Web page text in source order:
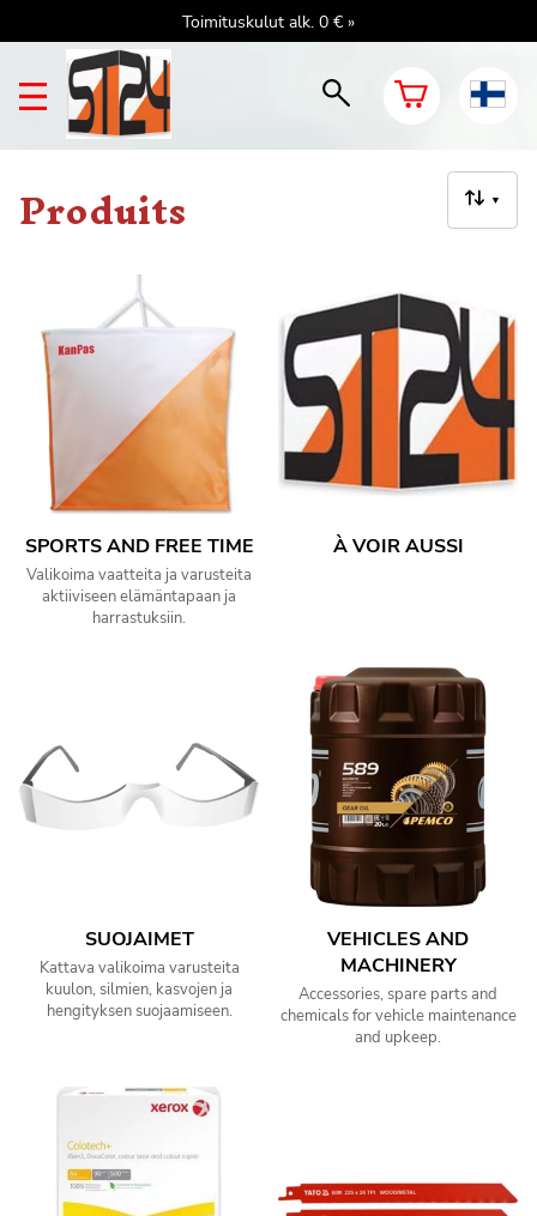
Toimituskulut alk. 0 € »
▼
Produits
SPORTS AND FREE TIME
Valikoima vaatteita ja varusteita
aktiiviseen elämäntapaan ja
harrastuksiin.
À VOIR AUSSI
SUOJAIMET
Kattava valikoima varusteita
kuulon, silmien, kasvojen ja
hengityksen suojaamiseen.
VEHICLES AND
MACHINERY
Accessories, spare parts and
chemicals for vehicle maintenance
and upkeep.